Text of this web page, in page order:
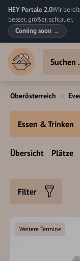
HEY Portale 2.0Wir
besser, größer, schlauer.
Coming soon →
Oberösterreich
Essen & Trinken
Übersicht Plätze
Filter
Weitere Termine